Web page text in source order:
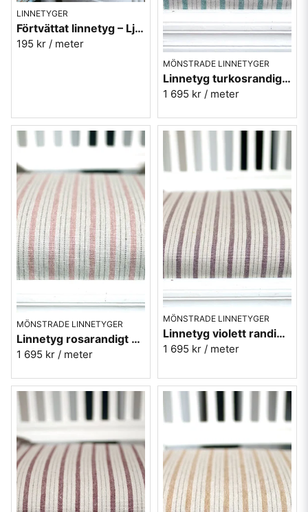
LINNETYGER
Förtvättat linnetyg – Ljusgrå (230 g/m²)
195 kr / meter
MÖNSTRADE LINNETYGER
Linnetyg turkosrandigt - Tetbury Stripe - Sanderson
1 695 kr / meter
MÖNSTRADE LINNETYGER
Linnetyg rosarandigt - Tetbury Stripe - Sanderson
1 695 kr / meter
MÖNSTRADE LINNETYGER
Linnetyg violett randigt - Tetbury Stripe - Sanderson
1 695 kr / meter